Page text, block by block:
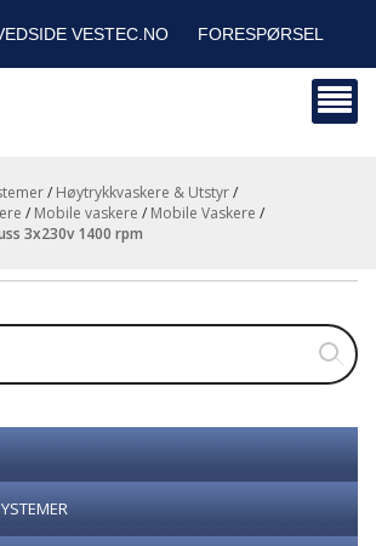
VESTEC.NO FORESPØRSEL
/ Høytrykkvaskere & Utstyr/
/ Mobile vaskere / Mobile Vaskere /
3x230v 1400 rpm